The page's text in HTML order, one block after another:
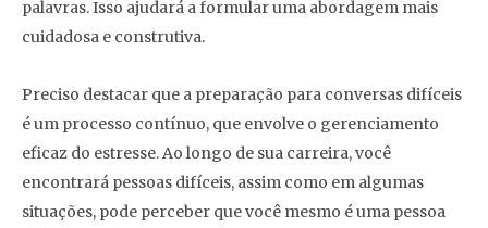
palavras. Isso ajudará a formular uma abordagem mais
cuidadosa e construtiva.
Preciso destacar que a preparação para conversas difíceis
é um processo contínuo, que envolve o gerenciamento
eficaz do estresse. Ao longo de sua carreira, você
encontrará pessoas difíceis, assim como em algumas
situações, pode perceber que você mesmo é uma pessoa